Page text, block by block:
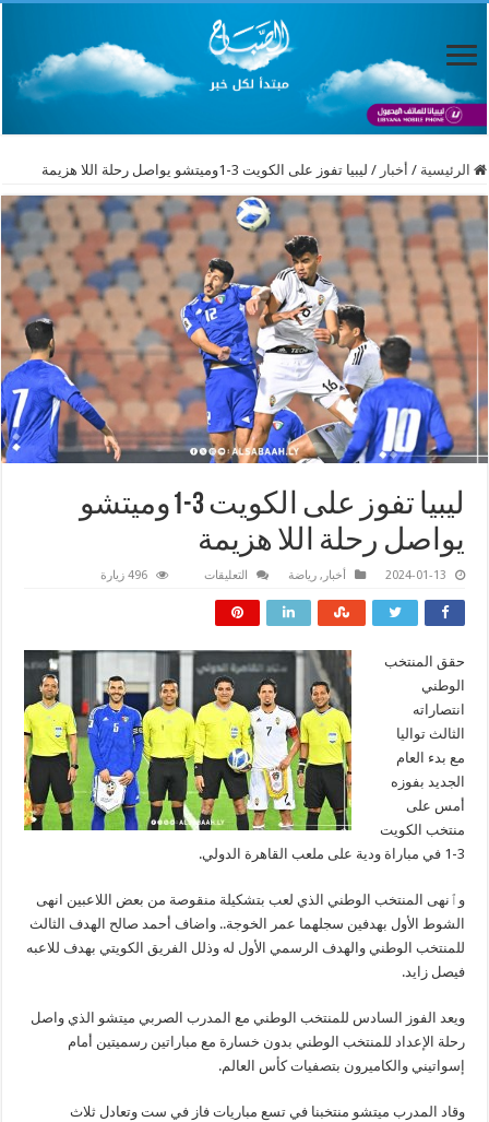
الرئيسية / أخبار / ليبيا تفوز على الكويت 3-1وميتشو يواصل رحلة اللا هزيمة
ليبيا تفوز على الكويت 3-1وميتشو
يواصل رحلة اللا هزيمة
2024-01-13 أخبار ,رياضة التعليقات
1وميتشو
يواصل
اللا
هزيمة
مغلقة
496 زيارة
حقق المنتخب
الوطني
انتصاراته
الثالث تواليا
مع بدء العام
الجديد بفوزه
أمس على
منتخب الكويت
3-1 في مباراة ودية على ملعب القاهرة الدولي.
وٱنهى المنتخب الوطني الذي لعب بتشكيلة منقوصة من بعض اللاعبين انهى
الشوط الأول بهدفين سجلهما عمر الخوجة.. واضاف أحمد صالح الهدف الثالث
للمنتخب الوطني والهدف الرسمي الأول له وذلل الفريق الكويتي بهدف للاعبه
فيصل زايد.
ويعد الفوز السادس للمنتخب الوطني مع المدرب الصربي ميتشو الذي واصل
رحلة الإعداد للمنتخب الوطني بدون خسارة مع مباراتين رسميتين أمام
إسواتيني والكاميرون بتصفيات كأس العالم.
وقاد المدرب ميتشو منتخبنا في تسع مباريات فاز في ست وتعادل ثلاث